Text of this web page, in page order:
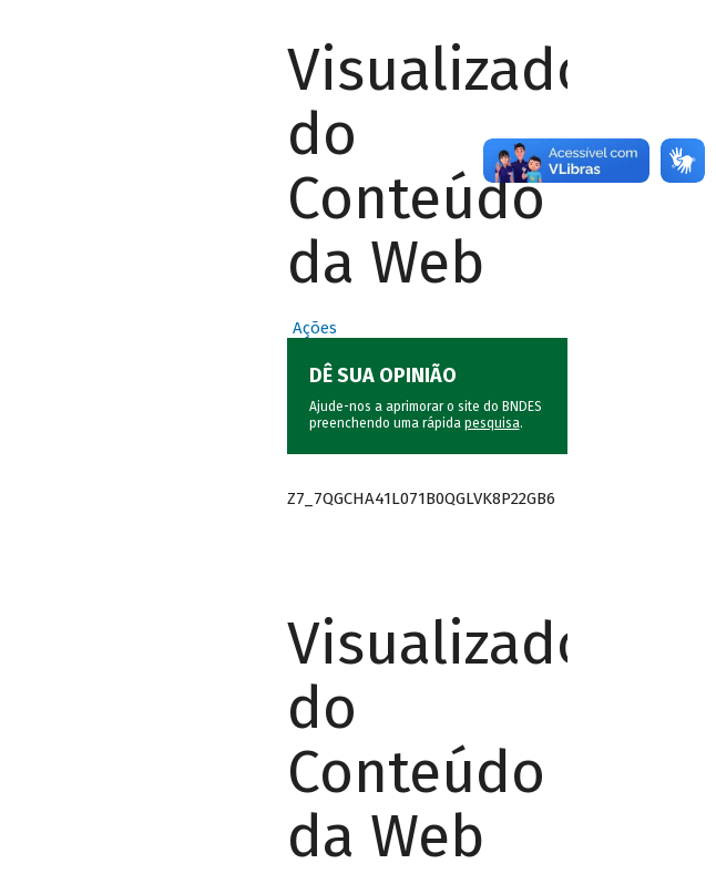
Visualizador
do
Conteúdo
da Web
Ações
DÊ SUA OPINIÃO
Ajude-nos a aprimorar o site do BNDES
preenchendo uma rápida pesquisa.
Z7_7QGCHA41L071B0QGLVK8P22GB6
Visualizador
do
Conteúdo
da Web